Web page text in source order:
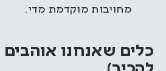
מחויבות מוקדמת מדי.
כלים שאנחנו אוהבים
להכיר)